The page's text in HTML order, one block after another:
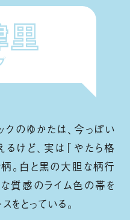
里
のゆかたは、今っぽい
けど、実は「やたら格
。白と黒の大胆な柄行
質感のライム色の帯を
をとっている。